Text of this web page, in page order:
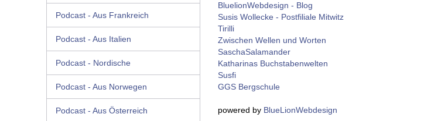
Podcast - Aus Frankreich
Podcast - Aus Italien
Podcast - Nordische
Podcast - Aus Norwegen
Podcast - Aus Österreich
BluelionWebdesign - Blog
Susis Wollecke - Postfiliale Mitwitz
Tirilli
Zwischen Wellen und Worten
SaschaSalamander
Katharinas Buchstabenwelten
Susfi
GGS Bergschule
powered by BlueLionWebdesign